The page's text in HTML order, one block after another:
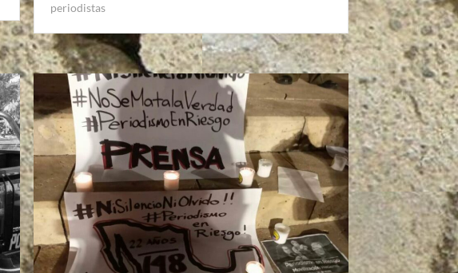
periodistas